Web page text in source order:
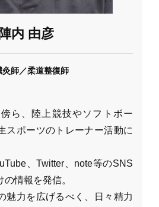
陣内 由彦
師／柔道整復師
ら、陸上競技やソフトボー
スポーツのトレーナー活動に
、Twitter、note等のSNS
情報を発信。
魅力を広げるべく、日々精力